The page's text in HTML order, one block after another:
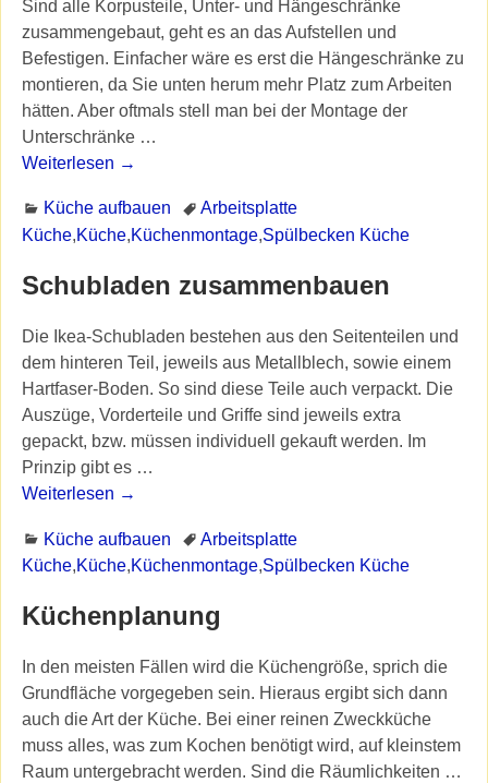
Sind alle Korpusteile, Unter- und Hängeschränke
zusammengebaut, geht es an das Aufstellen und
Befestigen. Einfacher wäre es erst die Hängeschränke zu
montieren, da Sie unten herum mehr Platz zum Arbeiten
hätten. Aber oftmals stell man bei der Montage der
Unterschränke …
Weiterlesen →
Küche aufbauen
Arbeitsplatte
Küche,Küche,Küchenmontage,Spülbecken Küche
Schubladen zusammenbauen
Die Ikea-Schubladen bestehen aus den Seitenteilen und
dem hinteren Teil, jeweils aus Metallblech, sowie einem
Hartfaser-Boden. So sind diese Teile auch verpackt. Die
Auszüge, Vorderteile und Griffe sind jeweils extra
gepackt, bzw. müssen individuell gekauft werden. Im
Prinzip gibt es …
Weiterlesen →
Küche aufbauen
Arbeitsplatte
Küche,Küche,Küchenmontage,Spülbecken Küche
Küchenplanung
In den meisten Fällen wird die Küchengröße, sprich die
Grundfläche vorgegeben sein. Hieraus ergibt sich dann
auch die Art der Küche. Bei einer reinen Zweckküche
muss alles, was zum Kochen benötigt wird, auf kleinstem
Raum untergebracht werden. Sind die Räumlichkeiten …